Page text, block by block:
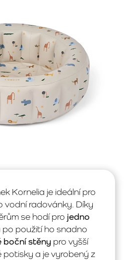
Kornelia je ideální pro
vodní radovánky. Díky
se hodí pro jedno
po použití ho snadno
boční stěny pro vyšší
potisky a je vyrobený z